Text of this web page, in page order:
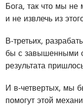
Бога, так что мы не
и не извлечь из
В-третьих,
бы с завышенными
результата
И в-четвертых, мы
помогут этой